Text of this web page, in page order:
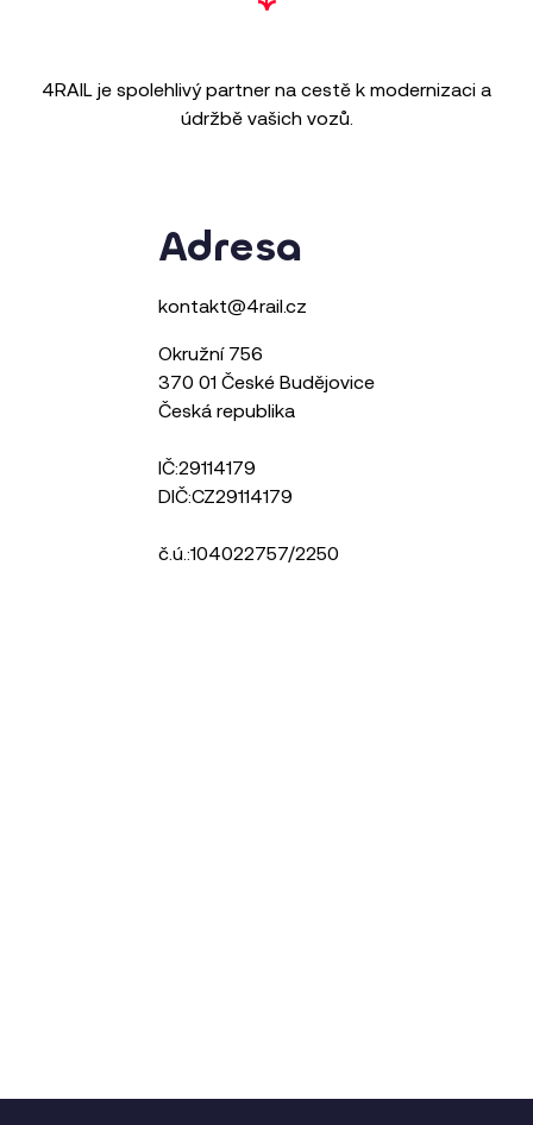
4RAIL je spolehlivý partner na cestě k modernizaci a
údržbě vašich vozů.
Adresa
kontakt@4rail.cz
Okružní 756
370 01 České Budějovice
Česká republika
IČ:29114179
DIČ:CZ29114179
č.ú.:104022757/2250